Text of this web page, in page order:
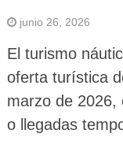
junio 26, 2026
El turismo
oferta turística
marzo de 2026,
o llegadas